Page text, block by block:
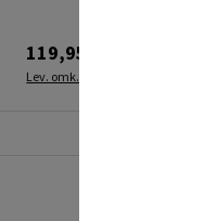
119,95 kr.
Lev. omk. tillægges